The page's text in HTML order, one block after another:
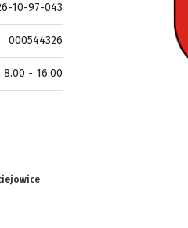
10-97-043
000544326
8.00 - 16.00